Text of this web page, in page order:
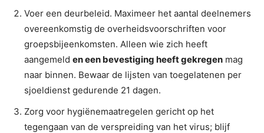
Voer een deurbeleid. Maximeer het aantal deelnemers
overeenkomstig de overheidsvoorschriften voor
groepsbijeenkomsten. Alleen wie zich heeft
aangemeld en een bevestiging heeft gekregen mag
naar binnen. Bewaar de lijsten van toegelatenen per
sjoeldienst gedurende 21 dagen.
Zorg voor hygiënemaatregelen gericht op het
tegengaan van de verspreiding van het virus; blijf